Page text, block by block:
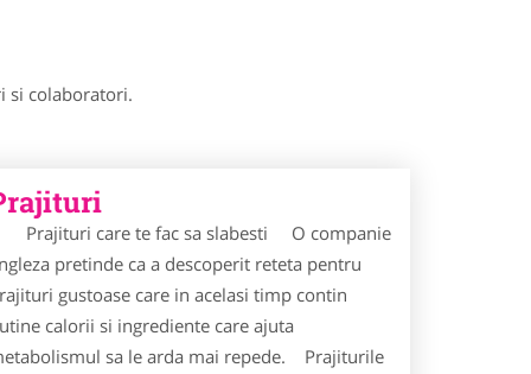
si colaboratori.
Prajituri care te fac sa slabesti O companie
pretinde ca a descoperit reteta pentru
gustoase care in acelasi timp contin
calorii si ingrediente care ajuta
sa le arda mai repede. Prajiturile